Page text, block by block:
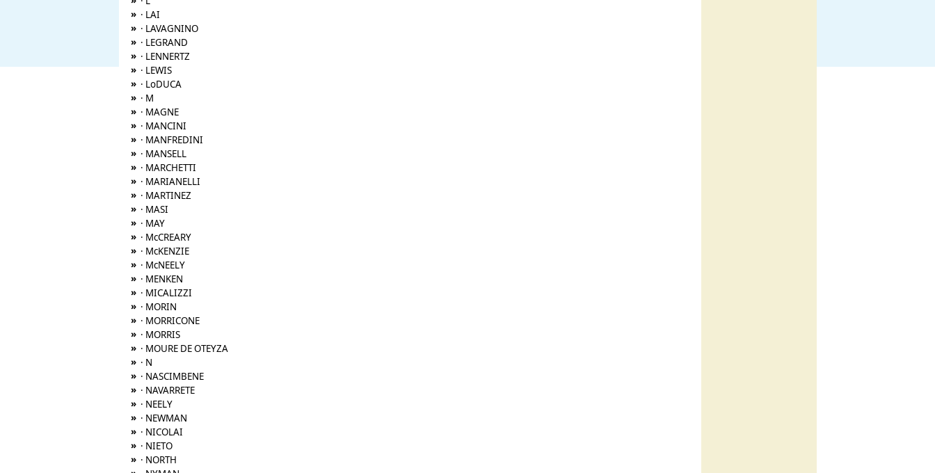
» · LAI
» · LAVAGNINO
» · LEGRAND
» · LENNERTZ
» · LEWIS
» · LoDUCA
» · M
» · MAGNE
» · MANCINI
» · MANFREDINI
» · MANSELL
» · MARCHETTI
» · MARIANELLI
» · MARTINEZ
» · MASI
» · MAY
» · McCREARY
» · McKENZIE
» · McNEELY
» · MENKEN
» · MICALIZZI
» · MORIN
» · MORRICONE
» · MORRIS
» · MOURE DE OTEYZA
» · N
» · NASCIMBENE
» · NAVARRETE
» · NEELY
» · NEWMAN
» · NICOLAI
» · NIETO
» · NORTH